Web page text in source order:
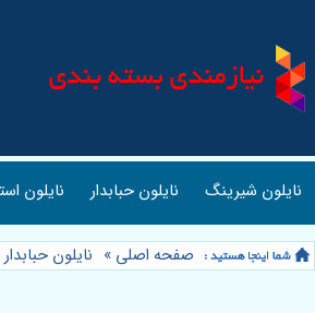
نایلون شیرینگ نایلون حبابدار نایلون
صفحه اصلی » نایلون حبابدار